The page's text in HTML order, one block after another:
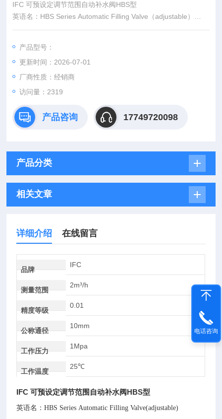
IFC 可预设定调节范围自动补水阀HBS型
英语名：HBS Series Automatic Filling Valve（adjustable）
HBS型可调节自动补水阀压力设定方便，使用寿命长，防腐蚀性
含所有的活动元件，阀芯外侧是过滤网）。这样可以便于检查，
内部清洗以及适时更换等。
产品型号：
更新时间：2026-07-01
厂商性质：经销商
访问量：2319
产品咨询 17749720098
产品分类
相关文章
详细介绍 在线留言
品牌
IFC
测量范围
2m³/h
精度等级
0.01
公称通径
10mm
工作压力
1Mpa
工作温度
25℃
IFC 可预设定调节范围自动补水阀HBS型
英语名：HBS Series Automatic Filling Valve(adjustable)
电话咨询